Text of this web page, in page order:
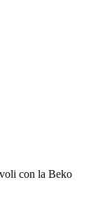
con la Beko